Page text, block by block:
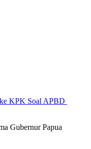
KPK Soal APBD
Gubernur Papua